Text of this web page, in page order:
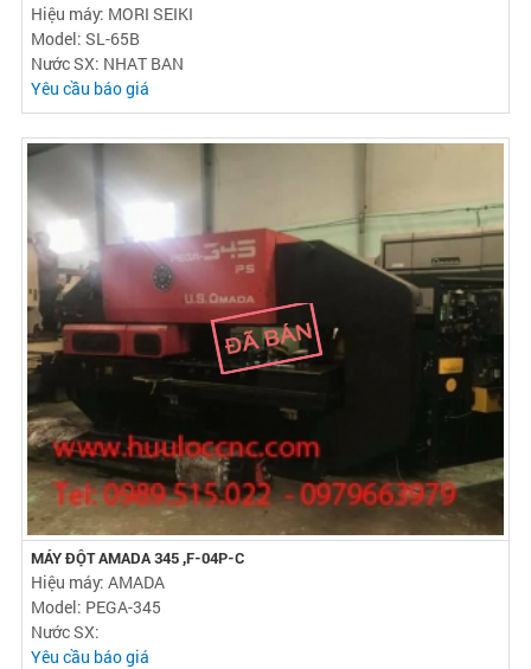
Hiệu máy: MORI SEIKI
Model: SL-65B
Nước SX: NHAT BAN
Yêu cầu báo giá
MÁY ĐỘT AMADA 345 ,F-04P-C
Hiệu máy: AMADA
Model: PEGA-345
Nước SX:
Yêu cầu báo giá